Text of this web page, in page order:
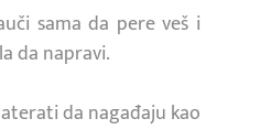
sama da pere veš i
da napravi.
da nagađaju kao